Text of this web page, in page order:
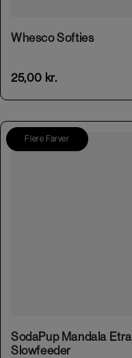
Whesco Softies
25,00 kr.
Flere Farver
SodaPup Mandala
Slowfeeder